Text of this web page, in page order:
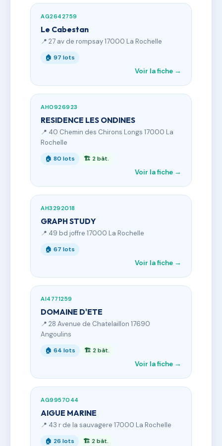
AG2642759
Le Cabestan
📍 27 av de rompsay 17000 La Rochelle
🏠 97 lots
Voir la fiche →
AH0926923
RESIDENCE LES ONDINES
📍 40 Chemin des Chirons Longs 17000 La
Rochelle
🏠 80 lots 🏗 2 bât.
Voir la fiche →
AH3292018
GRAPH STUDY
📍 49 bd joffre 17000 La Rochelle
🏠 67 lots
Voir la fiche →
AI4771259
DOMAINE D'ETE
📍 28 Avenue de Chatelaillon 17690
Angoulins
🏠 64 lots 🏗 2 bât.
Voir la fiche →
AG9957044
AIGUE MARINE
📍 43 r de la sauvagere 17000 La Rochelle
🏠 26 lots 🏗 2 bât.